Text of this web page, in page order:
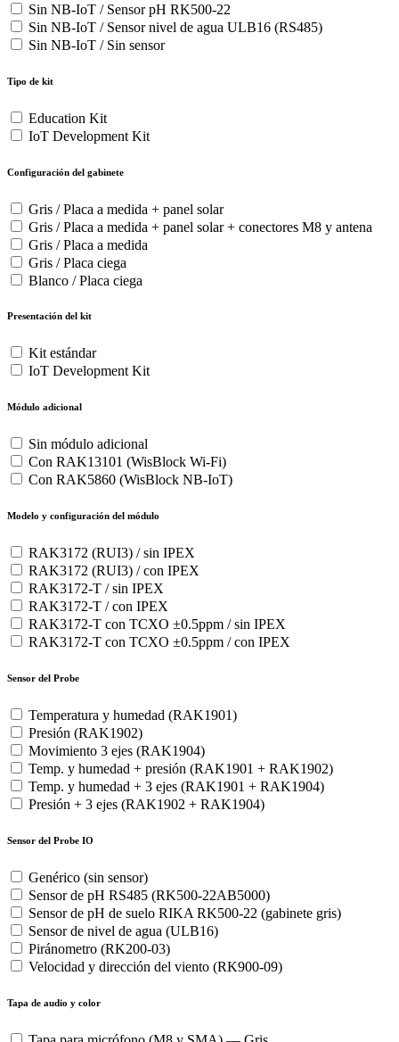
Sin NB-IoT / Sensor pH RK500-22
Sin NB-IoT / Sensor nivel de agua ULB16 (RS485)
Sin NB-IoT / Sin sensor
Tipo de kit
Education Kit
IoT Development Kit
Configuración del gabinete
Gris / Placa a medida + panel solar
Gris / Placa a medida + panel solar + conectores M8 y antena
Gris / Placa a medida
Gris / Placa ciega
Blanco / Placa ciega
Presentación del kit
Kit estándar
IoT Development Kit
Módulo adicional
Sin módulo adicional
Con RAK13101 (WisBlock Wi-Fi)
Con RAK5860 (WisBlock NB-IoT)
Modelo y configuración del módulo
RAK3172 (RUI3) / sin IPEX
RAK3172 (RUI3) / con IPEX
RAK3172-T / sin IPEX
RAK3172-T / con IPEX
RAK3172-T con TCXO ±0.5ppm / sin IPEX
RAK3172-T con TCXO ±0.5ppm / con IPEX
Sensor del Probe
Temperatura y humedad (RAK1901)
Presión (RAK1902)
Movimiento 3 ejes (RAK1904)
Temp. y humedad + presión (RAK1901 + RAK1902)
Temp. y humedad + 3 ejes (RAK1901 + RAK1904)
Presión + 3 ejes (RAK1902 + RAK1904)
Sensor del Probe IO
Genérico (sin sensor)
Sensor de pH RS485 (RK500-22AB5000)
Sensor de pH de suelo RIKA RK500-22 (gabinete gris)
Sensor de nivel de agua (ULB16)
Piránometro (RK200-03)
Velocidad y dirección del viento (RK900-09)
Tapa de audio y color